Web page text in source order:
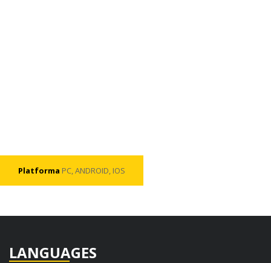
Platforma PC, ANDROID, IOS
LANGUAGES